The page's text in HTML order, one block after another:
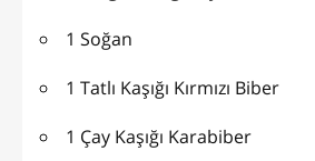
1 Soğan
1 Tatlı Kaşığı Kırmızı Biber
1 Çay Kaşığı Karabiber